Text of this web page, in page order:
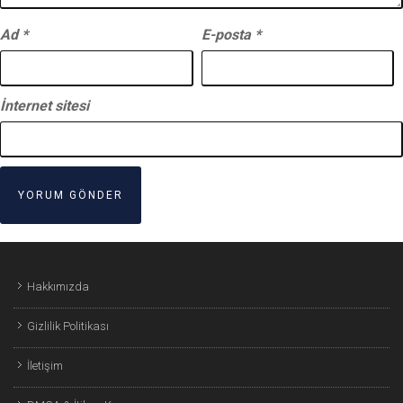
Ad * E-posta *
İnternet sitesi
Hakkımızda
Gizlilik Politikası
İletişim